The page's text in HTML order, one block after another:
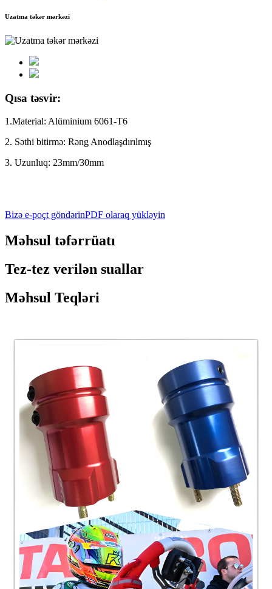
Uzatma təkər mərkəzi
Qısa təsvir:
1.Material: Alüminium 6061-T6
2. Səthi bitirmə: Rəng Anodlaşdırılmış
3. Uzunluq: 23mm/30mm
Bizə e-poçt göndərinPDF olaraq yükləyin
Məhsul təfərrüatı
Tez-tez verilən suallar
Məhsul Teqləri